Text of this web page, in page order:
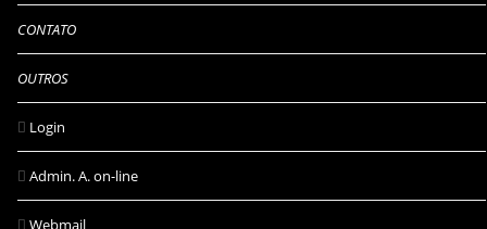
CONTATO
OUTROS
Login
Admin. A. on-line
Webmail